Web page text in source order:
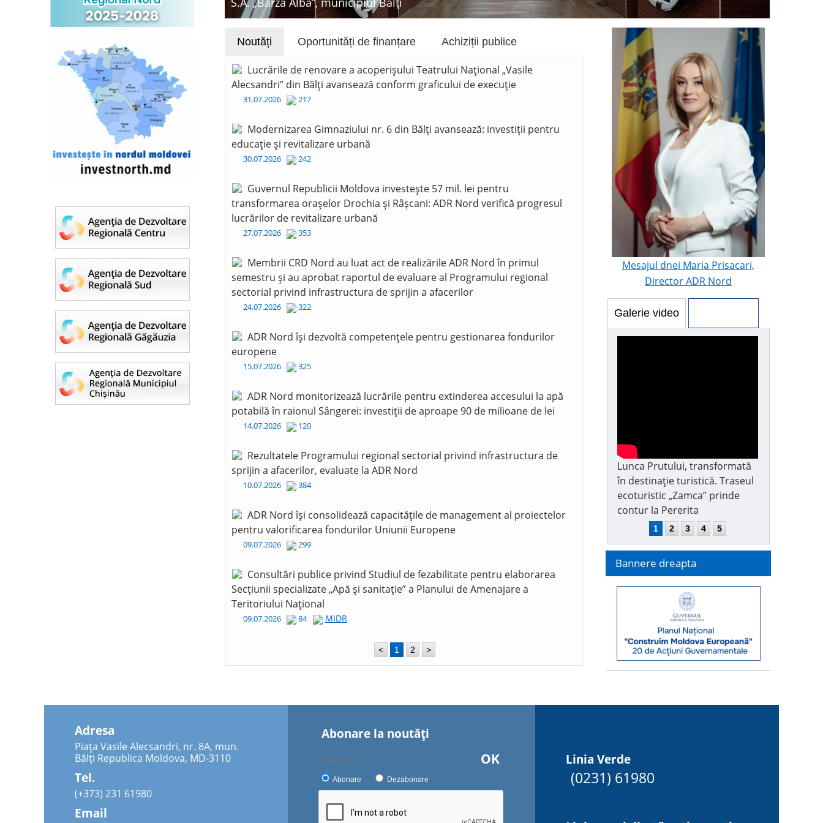
Noutăți Oportunități de finanțare Achiziții publice
Lucrările de renovare a acoperișului Teatrului Național „Vasile
Alecsandri” din Bălți avansează conform graficului de execuție
31.07.2026 217
Modernizarea Gimnaziului nr. 6 din Bălți avansează: investiții pentru
educație și revitalizare urbană
30.07.2026 242
Guvernul Republicii Moldova investește 57 mil. lei pentru
transformarea orașelor Drochia și Râșcani: ADR Nord verifică progresul
lucrărilor de revitalizare urbană
27.07.2026 353
Membrii CRD Nord au luat act de realizările ADR Nord în primul
semestru și au aprobat raportul de evaluare al Programului regional
sectorial privind infrastructura de sprijin a afacerilor
24.07.2026 322
ADR Nord își dezvoltă competențele pentru gestionarea fondurilor
europene
15.07.2026 325
ADR Nord monitorizează lucrările pentru extinderea accesului la apă
potabilă în raionul Sângerei: investiții de aproape 90 de milioane de lei
14.07.2026 120
Rezultatele Programului regional sectorial privind infrastructura de
sprijin a afacerilor, evaluate la ADR Nord
10.07.2026 384
ADR Nord își consolidează capacitățile de management al proiectelor
pentru valorificarea fondurilor Uniunii Europene
09.07.2026 299
Consultări publice privind Studiul de fezabilitate pentru elaborarea
Secțiunii specializate „Apă și sanitație” a Planului de Amenajare a
Teritoriului Național
09.07.2026 84 MIDR
< 1 2 >
Mesajul dnei Maria Prisacari,
Director ADR Nord
Galerie video
Lunca Prutului, transformată
în destinație turistică. Traseul
ecoturistic „Zamca” prinde
contur la Pererita
1 2 3 4 5
Bannere dreapta
Adresa
Piața Vasile Alecsandri, nr. 8A, mun.
Bălți Republica Moldova, MD-3110
Tel.
(+373) 231 61980
Email
Abonare la noutăţi
OK
Abonare Dezabonare
Linia Verde
(0231) 61980